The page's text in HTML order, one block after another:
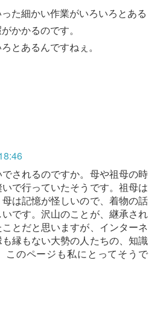
た細かい作業がいろいろとある
かかるのです。
とあるんですねぇ。
されるのですか。母や祖母の時
で行っていたそうです。祖母は
は記憶が怪しいので、着物の話
です。沢山のことが、継承され
とだと思いますが、インターネ
縁もない大勢の人たちの、知識
このページも私にとってそうで